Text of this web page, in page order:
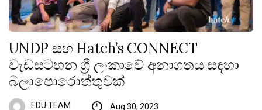
UNDP සහ Hatch’s CONNECT
වැඩසටහන ශ්‍රී ලංකාවේ අනාගතය සඳහා
බලාපොරොත්තුවක්
EDU TEAM Aug 30, 2023